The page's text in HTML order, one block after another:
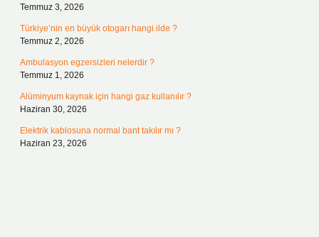
Temmuz 3, 2026
Türkiye’nin en büyük otogarı hangi ilde ?
Temmuz 2, 2026
Ambulasyon egzersizleri nelerdir ?
Temmuz 1, 2026
Alüminyum kaynak için hangi gaz kullanılır ?
Haziran 30, 2026
Elektrik kablosuna normal bant takılır mı ?
Haziran 23, 2026